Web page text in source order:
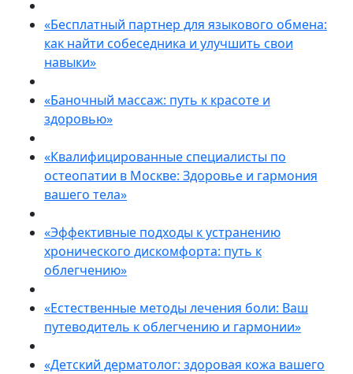
«Бесплатный партнер для языкового обмена:
как найти собеседника и улучшить свои
навыки»
«Баночный массаж: путь к красоте и
здоровью»
«Квалифицированные специалисты по
остеопатии в Москве: Здоровье и гармония
вашего тела»
«Эффективные подходы к устранению
хронического дискомфорта: путь к
облегчению»
«Естественные методы лечения боли: Ваш
путеводитель к облегчению и гармонии»
«Детский дерматолог: здоровая кожа вашего